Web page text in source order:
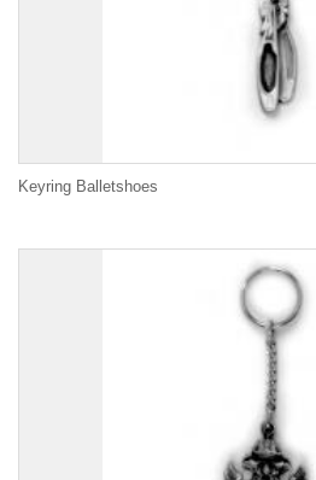
Keyring Balletshoes